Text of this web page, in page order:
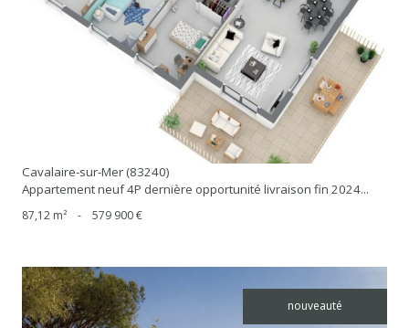
voir le bien
Cavalaire-sur-Mer (83240)
Appartement neuf 4P dernière opportunité livraison fin 2024...
87,12 m² - 579 900 €
nouveauté